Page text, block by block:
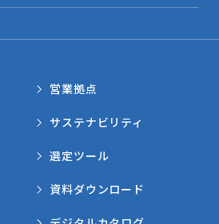
営業拠点
サステナビリティ
選定ツール
資料ダウンロード